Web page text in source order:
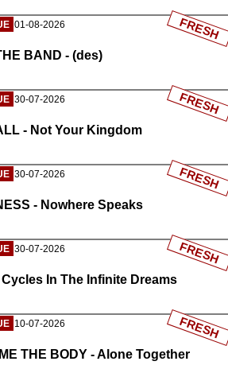
01-08-2026
BAND - (des)
FRESH
30-07-2026
- Not Your Kingdom
FRESH
30-07-2026
- Nowhere Speaks
FRESH
30-07-2026
Cycles In The Infinite Dreams
FRESH
10-07-2026
THE BODY - Alone Together
FRESH